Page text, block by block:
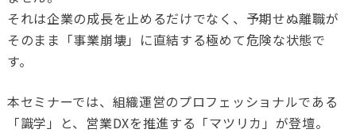
それは企業の成長を止めるだけでなく、予期せぬ離職が
そのまま「事業崩壊」に直結する極めて危険な状態で
す。
本セミナーでは、組織運営のプロフェッショナルである
「識学」と、営業DXを推進する「マツリカ」が登壇。